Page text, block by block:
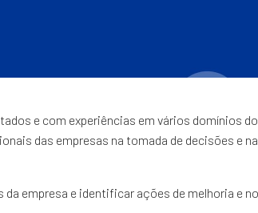
e com experiências em vários domínios do
das empresas na tomada de decisões e
empresa e identificar ações de melhoria e